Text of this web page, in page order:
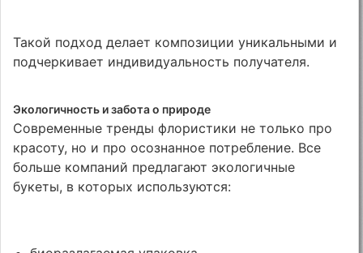
Такой подход делает композиции уникальными и
подчеркивает индивидуальность получателя.
Экологичность и забота о природе
Современные тренды флористики не только про
красоту, но и про осознанное потребление. Все
больше компаний предлагают экологичные
букеты, в которых используются: